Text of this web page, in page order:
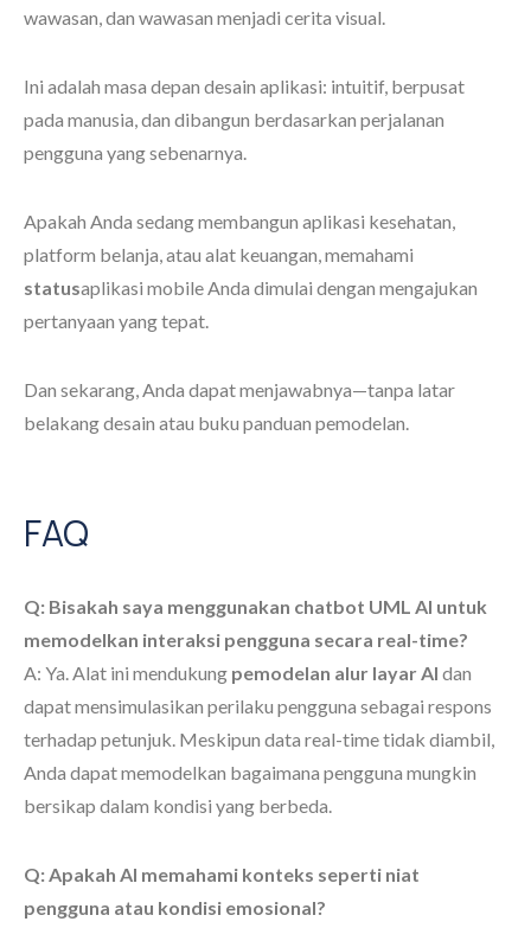
wawasan, dan wawasan menjadi cerita visual.
Ini adalah masa depan desain aplikasi: intuitif, berpusat
pada manusia, dan dibangun berdasarkan perjalanan
pengguna yang sebenarnya.
Apakah Anda sedang membangun aplikasi kesehatan,
platform belanja, atau alat keuangan, memahami
statusaplikasi mobile Anda dimulai dengan mengajukan
pertanyaan yang tepat.
Dan sekarang, Anda dapat menjawabnya—tanpa latar
belakang desain atau buku panduan pemodelan.
FAQ
Q: Bisakah saya menggunakan chatbot UML AI untuk
memodelkan interaksi pengguna secara real-time?
A: Ya. Alat ini mendukung pemodelan alur layar AI dan
dapat mensimulasikan perilaku pengguna sebagai respons
terhadap petunjuk. Meskipun data real-time tidak diambil,
Anda dapat memodelkan bagaimana pengguna mungkin
bersikap dalam kondisi yang berbeda.
Q: Apakah AI memahami konteks seperti niat
pengguna atau kondisi emosional?